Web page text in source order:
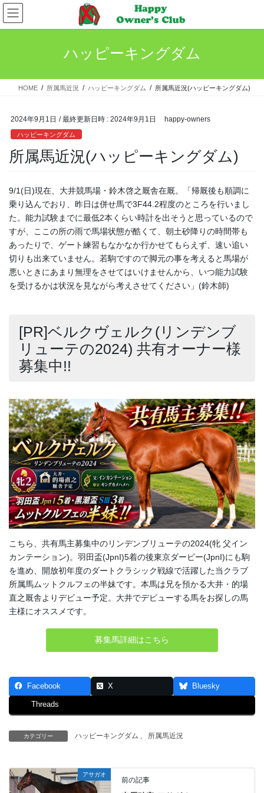
コ
ン
テ
ス
ナ
ビ
ゲ
ン
ハッピーキングダム
HOME 所属馬近況 ハッピーキングダム 所属馬近況(ハッピーキングダム)
2024年9月1日 / 最終更新日時 : 2024年9月1日 happy-owners
ハッピーキングダム
所属馬近況(ハッピーキングダム)
9/1(日)現在、大井競馬場・鈴木啓之厩舎在厩。「帰厩後も順調に
乗り込んでおり、昨日は併せ馬で3F44.2程度のところを行いまし
た。能力試験までに最低2本くらい時計を出そうと思っているので
すが、ここの所の雨で馬場状態が酷くて、朝土砂降りの時間帯も
あったりで、ゲート練習もなかなか行かせてもらえず、速い追い
切りも出来ていません。若駒ですので脚元の事を考えると馬場が
悪いときにあまり無理をさせてはいけませんから、いつ能力試験
を受けるかは状況を見ながら考えさせてください」(鈴木師)
[PR]ベルクヴェルク(リンデンブ
リューテの2024) 共有オーナー様
募集中!!
こちら、共有馬主募集中のリンデンブリューテの2024(牝 父イン
カンテーション)。羽田盃(JpnI)5着の後東京ダービー(JpnI)にも駒
を進め、開放初年度のダートクラシック戦線で活躍した当クラブ
所属馬ムットクルフェの半妹です。本馬は兄を預かる大井・的場
直之厩舎よりデビュー予定。大井でデビューする馬をお探しの馬
主様にオススメです。
募集馬詳細はこちら
Facebook X Bluesky
Threads
カテゴリー ハッピーキングダム 所属馬近況
アサガオ
前の記事